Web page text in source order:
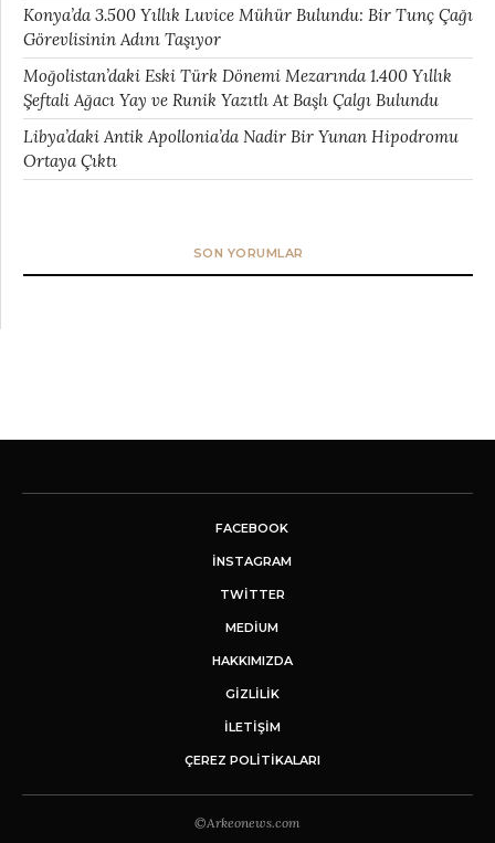
Konya’da 3.500 Yıllık Luvice Mühür Bulundu: Bir Tunç Çağı
Görevlisinin Adını Taşıyor
Moğolistan’daki Eski Türk Dönemi Mezarında 1.400 Yıllık
Şeftali Ağacı Yay ve Runik Yazıtlı At Başlı Çalgı Bulundu
Libya’daki Antik Apollonia’da Nadir Bir Yunan Hipodromu
Ortaya Çıktı
SON YORUMLAR
FACEBOOK
INSTAGRAM
TWITTER
MEDIUM
HAKKIMIZDA
GİZLİLİK
İLETIŞIM
ÇEREZ POLITIKALARI
©Arkeonews.com